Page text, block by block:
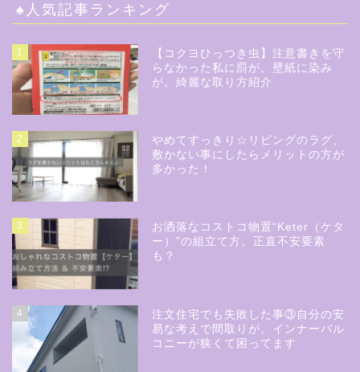
♠︎人気記事ランキング
1
【コクヨひっつき虫】注意書きを守
らなかった私に罰が。壁紙に染み
が。綺麗な取り方紹介
2
やめてすっきり☆リビングのラグ、
敷かない事にしたらメリットの方が
多かった！
3
お洒落なコストコ物置“Keter（ケタ
ー）”の組立て方。正直不安要素
も？
4
注文住宅でも失敗した事③自分の安
易な考えで間取りが。インナーバル
コニーが狭くて困ってます